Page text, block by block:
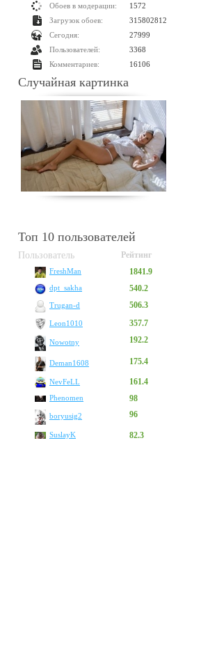
Обоев в модерации:
1572
Загрузок обоев:
315802812
Сегодня:
27999
Пользователей:
3368
Комментариев:
16106
Случайная картинка
Топ 10 пользователей
Пользователь Рейтинг
FreshMan 1841.9
dpt_sakha 540.2
Trugan-d 506.3
Leon1010 357.7
Nowotny 192.2
Deman1608 175.4
NevFeLL 161.4
Phenomen 98
boryusig2 96
SuslayK 82.3